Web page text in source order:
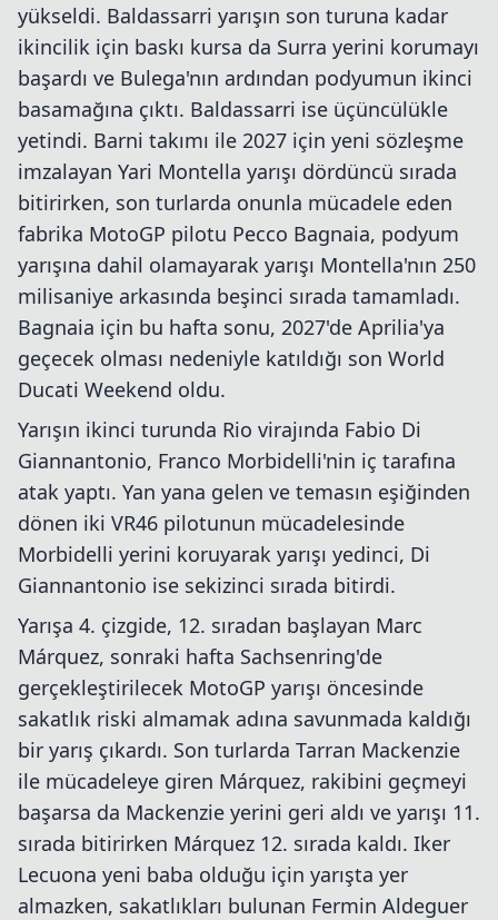
yükseldi. Baldassarri yarışın son turuna kadar
ikincilik için baskı kursa da Surra yerini korumayı
başardı ve Bulega'nın ardından podyumun ikinci
basamağına çıktı. Baldassarri ise üçüncülükle
yetindi. Barni takımı ile 2027 için yeni sözleşme
imzalayan Yari Montella yarışı dördüncü sırada
bitirirken, son turlarda onunla mücadele eden
fabrika MotoGP pilotu Pecco Bagnaia, podyum
yarışına dahil olamayarak yarışı Montella'nın 250
milisaniye arkasında beşinci sırada tamamladı.
Bagnaia için bu hafta sonu, 2027'de Aprilia'ya
geçecek olması nedeniyle katıldığı son World
Ducati Weekend oldu.
Yarışın ikinci turunda Rio virajında Fabio Di
Giannantonio, Franco Morbidelli'nin iç tarafına
atak yaptı. Yan yana gelen ve temasın eşiğinden
dönen iki VR46 pilotunun mücadelesinde
Morbidelli yerini koruyarak yarışı yedinci, Di
Giannantonio ise sekizinci sırada bitirdi.
Yarışa 4. çizgide, 12. sıradan başlayan Marc
Márquez, sonraki hafta Sachsenring'de
gerçekleştirilecek MotoGP yarışı öncesinde
sakatlık riski almamak adına savunmada kaldığı
bir yarış çıkardı. Son turlarda Tarran Mackenzie
ile mücadeleye giren Márquez, rakibini geçmeyi
başarsa da Mackenzie yerini geri aldı ve yarışı 11.
sırada bitirirken Márquez 12. sırada kaldı. Iker
Lecuona yeni baba olduğu için yarışta yer
almazken, sakatlıkları bulunan Fermin Aldeguer